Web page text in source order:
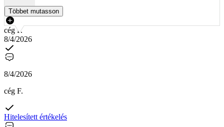
Többet mutasson
cég P.
8/4/2026
8/4/2026
cég F.
Hitelesített értékelés